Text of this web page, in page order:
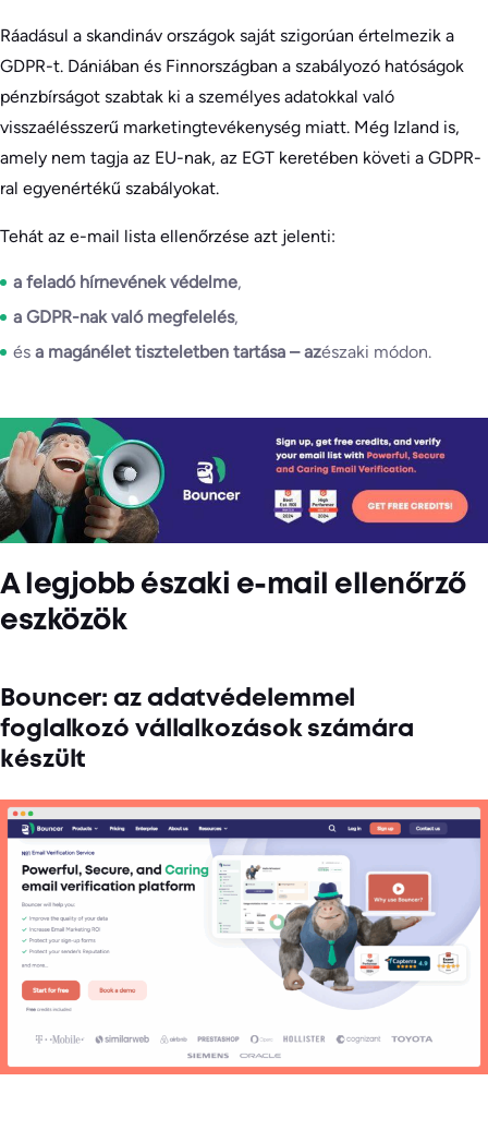
Ráadásul a skandináv országok saját szigorúan értelmezik a
GDPR-t. Dániában és Finnországban a szabályozó hatóságok
pénzbírságot szabtak ki a személyes adatokkal való
visszaélésszerű marketingtevékenység miatt. Még Izland is,
amely nem tagja az EU-nak, az EGT keretében követi a GDPR-
ral egyenértékű szabályokat.
Tehát az e-mail lista ellenőrzése azt jelenti:
a feladó hírnevének védelme,
a GDPR-nak való megfelelés,
és a magánélet tiszteletben tartása – azészaki módon.
A legjobb északi e-mail ellenőrző
eszközök
Bouncer: az adatvédelemmel
foglalkozó vállalkozások számára
készült